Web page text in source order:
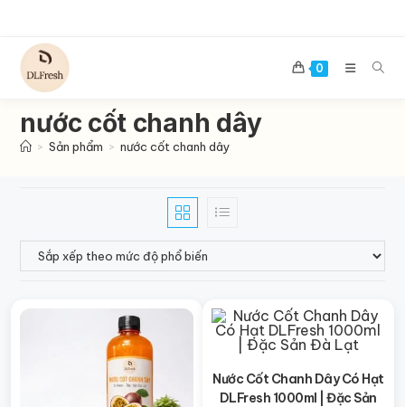
content
0
nước cốt chanh dây
> Sản phẩm > nước cốt chanh dây
Nước Cốt Chanh Dây Có Hạt
DLFresh 1000ml | Đặc Sản